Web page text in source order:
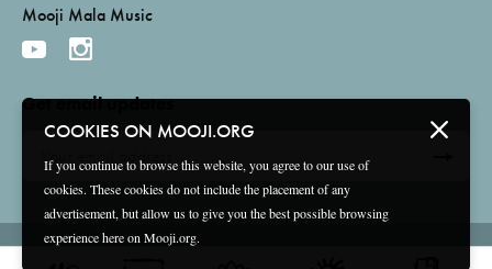
COOKIES ON MOOJI.ORG
If you continue to browse this website, you agree to our use of
cookies. These cookies do not include the placement of any
advertisement, but allow us to give you the best possible browsing
experience here on Mooji.org.
Mooji Mala Music
Get email updates
Terms and Conditions